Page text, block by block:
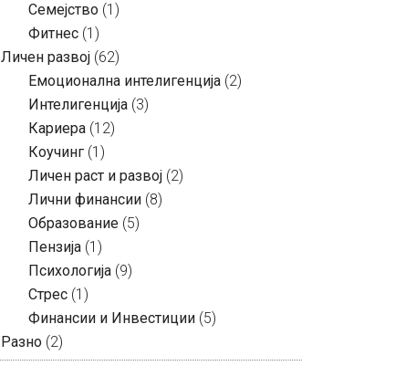
Семејство (1)
Фитнес (1)
Личен развој (62)
Емоционална интелигенција (2)
Интелигенција (3)
Кариера (12)
Коучинг (1)
Личен раст и развој (2)
Лични финансии (8)
Образование (5)
Пензија (1)
Психологија (9)
Стрес (1)
Финансии и Инвестиции (5)
Разно (2)